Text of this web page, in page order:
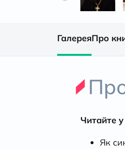
ГалереяПро
Читайте
Як